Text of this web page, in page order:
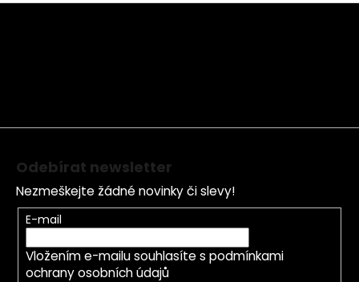
Z
Odebírat newsletter
Nezmeškejte žádné novinky či slevy!
E-mail
Vložením e-mailu souhlasíte s podmínkami
ochrany osobních údajů